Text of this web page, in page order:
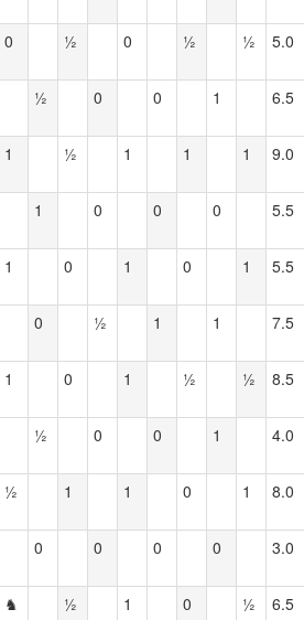
0 ½ 0 ½ ½ 5.0
½ 0 0 1 6.5
1 ½ 1 1 1 9.0
1 0 0 0 5.5
1 0 1 0 1 5.5
0 ½ 1 1 7.5
1 0 1 ½ ½ 8.5
½ 0 0 1 4.0
½ 1 1 0 1 8.0
0 0 0 0 3.0
♞ ½ 1 0 ½ 6.5